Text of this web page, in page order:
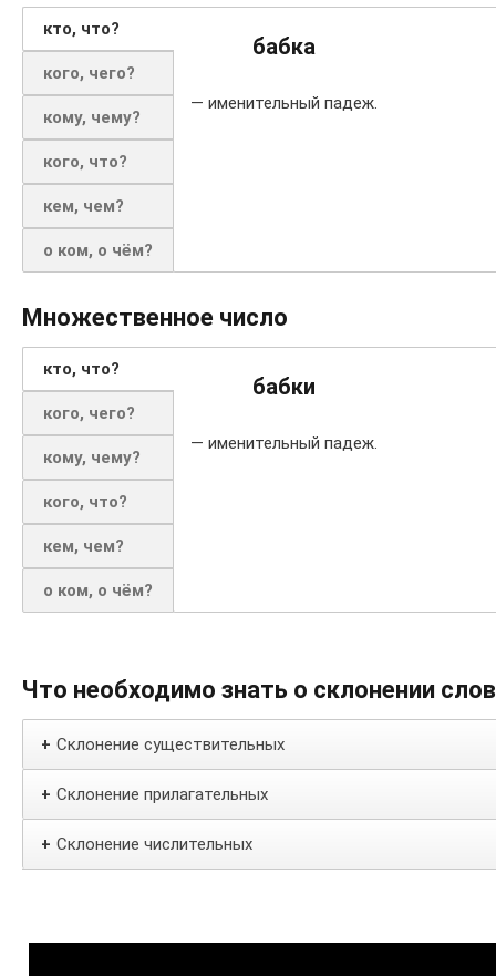
кто, что?
кого, чего?
кому, чему?
кого, что?
кем, чем?
о ком, о чём?
бабка
— именительный падеж.
Множественное число
кто, что?
кого, чего?
кому, чему?
кого, что?
кем, чем?
о ком, о чём?
бабки
— именительный падеж.
Что необходимо знать о склонении
+ Склонение существительных
+ Склонение прилагательных
+ Склонение числительных